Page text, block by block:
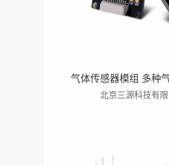
北京三源科技有